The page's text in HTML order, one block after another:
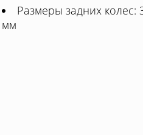
Размеры задних колес:
мм